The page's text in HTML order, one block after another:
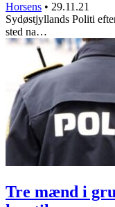
Horsens • 29.11.21
Sydøstjyllands Politi
sted na…
Tre mænd i